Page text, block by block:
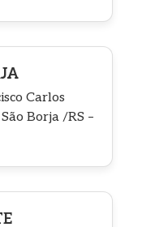
Carlos
Borja /RS –